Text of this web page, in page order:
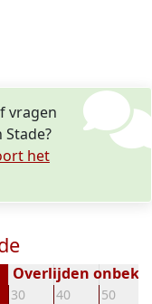
vragen
het
30 40 50
Overlijden